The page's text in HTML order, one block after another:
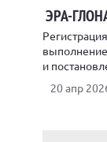
ЭРА-
и
20 апр